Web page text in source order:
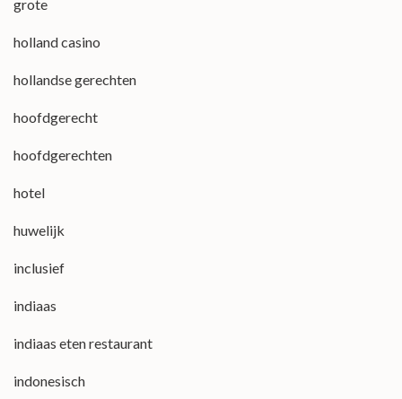
grote
holland casino
hollandse gerechten
hoofdgerecht
hoofdgerechten
hotel
huwelijk
inclusief
indiaas
indiaas eten restaurant
indonesisch